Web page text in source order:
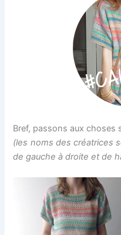
Bref, passons aux
(les noms des créatrices
de gauche à droite et de